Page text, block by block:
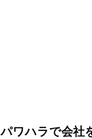
パワハラで会社